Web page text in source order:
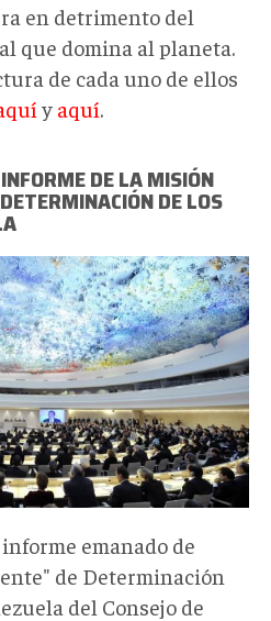
en detrimento del
que domina al planeta.
de cada uno de ellos
y aquí.
DE LA MISIÓN
DE LOS
emanado de
de Determinación
del Consejo de